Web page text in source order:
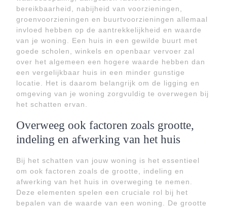
bereikbaarheid, nabijheid van voorzieningen,
groenvoorzieningen en buurtvoorzieningen allemaal
invloed hebben op de aantrekkelijkheid en waarde
van je woning. Een huis in een gewilde buurt met
goede scholen, winkels en openbaar vervoer zal
over het algemeen een hogere waarde hebben dan
een vergelijkbaar huis in een minder gunstige
locatie. Het is daarom belangrijk om de ligging en
omgeving van je woning zorgvuldig te overwegen bij
het schatten ervan.
Overweeg ook factoren zoals grootte,
indeling en afwerking van het huis
Bij het schatten van jouw woning is het essentieel
om ook factoren zoals de grootte, indeling en
afwerking van het huis in overweging te nemen.
Deze elementen spelen een cruciale rol bij het
bepalen van de waarde van een woning. De grootte